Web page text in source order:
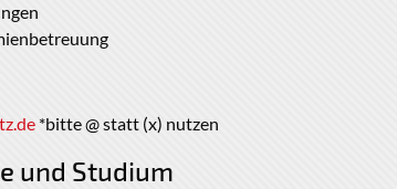
*bitte @ statt (x) nutzen
und Studium